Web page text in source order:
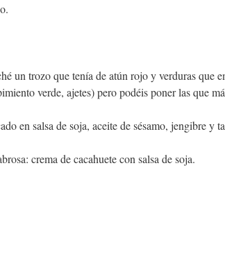
un trozo que tenía de atún rojo y verduras que
verde, ajetes) pero podéis poner las que
en salsa de soja, aceite de sésamo, jengibre y
crema de cacahuete con salsa de soja.